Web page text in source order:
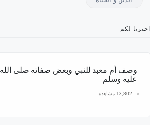
اخترنا لكم
وصف أم معبد للنبي وبعض صفاته صلى الله
عليه وسلم
13,802 مشاهدة